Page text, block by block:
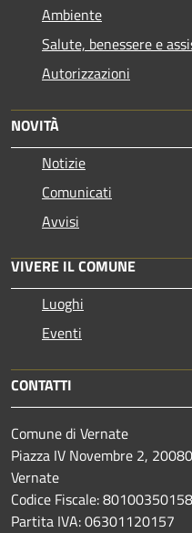
Ambiente
Salute, benessere e
Autorizzazioni
NOVITÀ
Notizie
Comunicati
Avvisi
VIVERE IL COMUNE
Luoghi
Eventi
CONTATTI
Comune di Vernate
Piazza IV Novembre 2,
Vernate
Codice Fiscale: 80100350158
Partita IVA: 06301120157